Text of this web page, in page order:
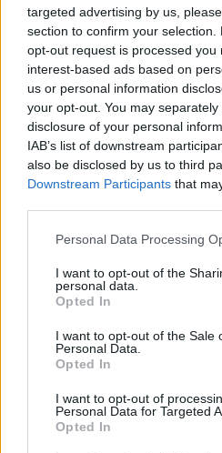
targeted advertising by us,
section to confirm your
opt-out request is processed you
interest-based ads based on
us or personal information
your opt-out. You may
disclosure of your personal
IAB’s list of downstream
also be disclosed by us to third
Downstream Participants that
Personal Data Processing
I want to opt-out of the
personal data.
Opted In
I want to opt-out of the Sale
Personal Data.
Opted In
I want to opt-out of
Personal Data for Targeted
Opted In
Podobne
Elegia o sobie
potomności
interpretacja
Colloquium
interpretacja
Fortepian